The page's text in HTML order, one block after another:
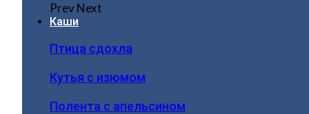
PrevNext
Каши
Птица сдохла
Кутья с изюмом
Полента с апельсином